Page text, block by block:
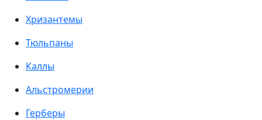
Хризантемы
Тюльпаны
Каллы
Альстромерии
Герберы